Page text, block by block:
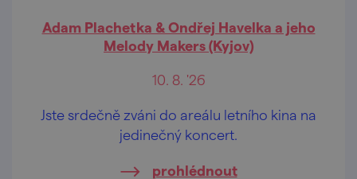
Adam Plachetka & Ondřej Havelka a jeho
Melody Makers (Kyjov)
10. 8. '26
Jste srdečně zváni do areálu letního kina na
jedinečný koncert.
prohlédnout